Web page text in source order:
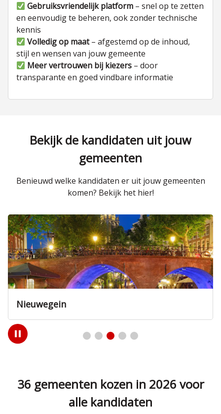
Gebruiksvriendelijk platform – snel op te zetten
en eenvoudig te beheren, ook zonder technische
kennis
Volledig op maat– afgestemd op de inhoud,
stijl en wensen van jouw gemeente
Meer vertrouwen bij kiezers – door
transparante en goed vindbare informatie
Bekijk de kandidaten uit jouw
gemeenten
Benieuwd welke kandidaten er uit jouw gemeenten
komen? Bekijk het hier!
Nieuwegein
Play
/
36 gemeenten kozen in 2026 voor
alle kandidaten